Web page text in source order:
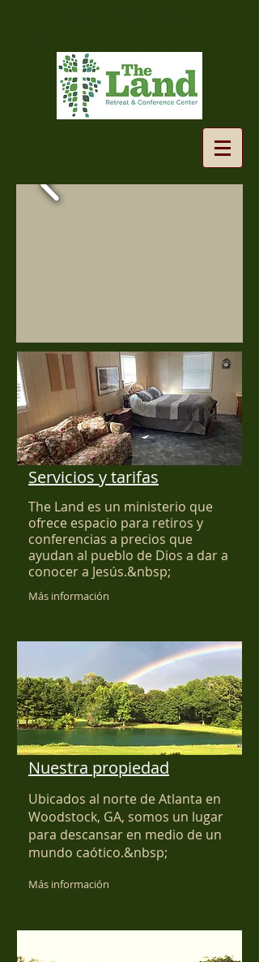
Servicios y tarifas
The Land es un ministerio que
ofrece espacio para retiros y
conferencias a precios que
ayudan al pueblo de Dios a dar a
conocer a Jesús.&nbsp;
Más información
Nuestra propiedad
Ubicados al norte de Atlanta en
Woodstock, GA, somos un lugar
para descansar en medio de un
mundo caótico.&nbsp;
Más información